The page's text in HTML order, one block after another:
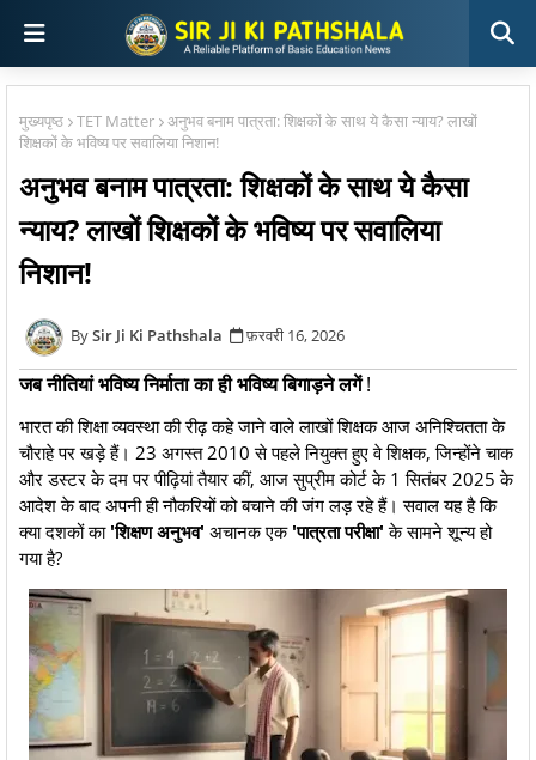
मुख्यपृष्ठ TET Matter
अनुभव बनाम पात्रता: शिक्षकों के साथ ये कैसा न्याय? लाखों
शिक्षकों के भविष्य पर सवालिया निशान!
अनुभव बनाम पात्रता: शिक्षकों के साथ ये कैसा
न्याय? लाखों शिक्षकों के भविष्य पर सवालिया
निशान!
Sir Ji Ki Pathshala फ़रवरी 16, 2026
जब नीतियां भविष्य निर्माता का ही भविष्य बिगाड़ने लगें!
भारत की शिक्षा व्यवस्था की रीढ़ कहे जाने वाले लाखों शिक्षक आज अनिश्चितता के
चौराहे पर खड़े हैं। 23 अगस्त 2010 से पहले नियुक्त हुए वे शिक्षक, जिन्होंने चाक
और डस्टर के दम पर पीढ़ियां तैयार कीं, आज सुप्रीम कोर्ट के 1 सितंबर 2025 के
आदेश के बाद अपनी ही नौकरियों को बचाने की जंग लड़ रहे हैं। सवाल यह है कि
क्या दशकों का 'शिक्षण अनुभव' अचानक एक 'पात्रता परीक्षा' के सामने शून्य हो
गया है?